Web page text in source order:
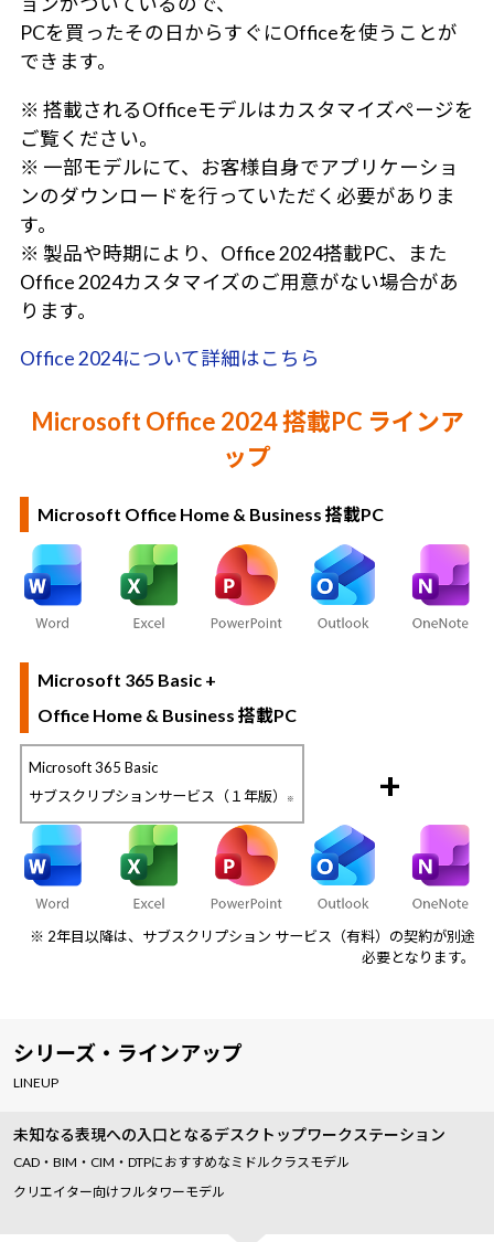
PCを買ったその日からすぐにOfficeを使うことが
できます。
※ 搭載されるOfficeモデルはカスタマイズページを
ご覧ください。
※ 一部モデルにて、お客様自身でアプリケーショ
ンのダウンロードを行っていただく必要がありま
す。
※ 製品や時期により、Office 2024搭載PC、また
Office 2024カスタマイズのご用意がない場合があ
ります。
Office 2024について詳細はこちら
Microsoft Office 2024 搭載PC ラインア
ップ
Microsoft Office Home & Business 搭載PC
Microsoft 365 Basic +
Office Home & Business 搭載PC
Microsoft 365 Basic
サブスクリプションサービス（１年版）
※ +
※ 2年目以降は、サブスクリプション サービス（有料）の契約が別途
必要となります。
シリーズ・ラインアップ
LINEUP
未知なる表現への入口となるデスクトップワークステーション
CAD・BIM・CIM・DTPにおすすめなミドルクラスモデル
クリエイター向けフルタワーモデル